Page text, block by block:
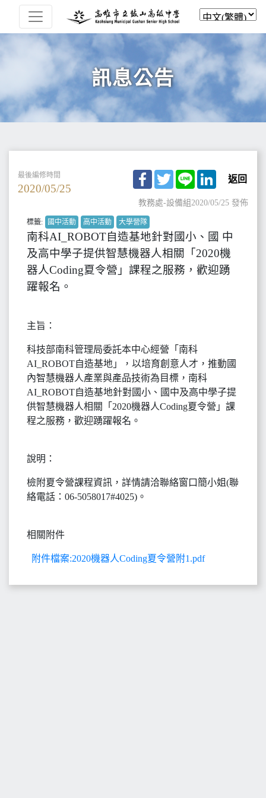
訊息公告
最後編修時間
2020/05/25
Facebook
TwitterLine LinkedIn
返回
教務處-設備組2020/05/25 發佈
標籤: 國中活動 高中活動 大學營隊
南科AI_ROBOT自造基地針對國小、國 中
及高中學子提供智慧機器人相關「2020機
器人Coding夏令營」課程之服務，歡迎踴
躍報名。
主旨：
科技部南科管理局委託本中心經營「南科
AI_ROBOT自造基地」，以培育創意人才，推動國
內智慧機器人產業與產品技術為目標，南科
AI_ROBOT自造基地針對國小、國中及高中學子提
供智慧機器人相關「2020機器人Coding夏令營」課
程之服務，歡迎踴躍報名。
說明：
檢附夏令營課程資訊，詳情請洽聯絡窗口簡小姐(聯
絡電話：06-5058017#4025)。
相關附件
附件檔案:2020機器人Coding夏令營附1.pdf